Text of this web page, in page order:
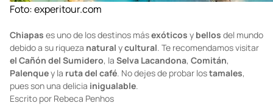
Foto:experitour.com
Chiapases uno de los destinos más